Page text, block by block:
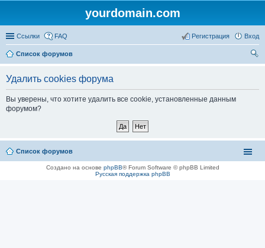
yourdomain.com
Ссылки FAQ Вход
Регистрация
Список форумов
Удалить cookies форума
Вы уверены, что хотите удалить все cookie, установленные данным
форумом?
Список форумов
Создано на основе phpBB® Forum Software © phpBB Limited
Русская поддержка phpBB